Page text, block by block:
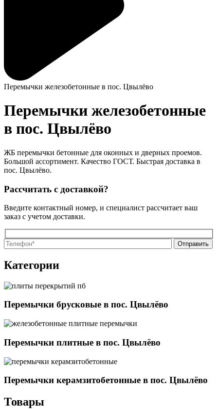
Перемычки железобетонные в пос. Цвылёво
Перемычки железобетонные
в пос. Цвылёво
ЖБ перемычки бетонные для оконных и дверных проемов.
Большой ассортимент. Качество ГОСТ. Быстрая доставка в
пос. Цвылёво.
Рассчитать с доставкой?
Введите контактный номер, и специалист рассчитает ваш
заказ с учетом доставки.
Категории
Перемычки брусковые в пос. Цвылёво
Перемычки плитные в пос. Цвылёво
Перемычки керамзитобетонные в пос. Цвылёво
Товары